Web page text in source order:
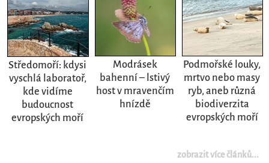
Středomoří: kdysi
vyschlá laboratoř,
kde vidíme
budoucnost
evropských moří
Modrásek
bahenní – lstivý
host v mravenčím
hnízdě
Podmořské louky,
mrtvo nebo masy
ryb, aneb různá
biodiverzita
evropských moří
zobrazit více článků...